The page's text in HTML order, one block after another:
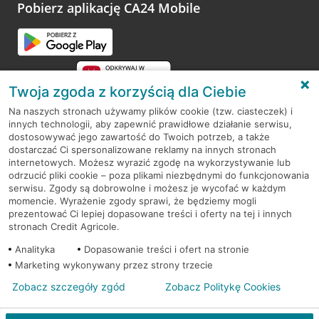
opinie.
Pobierz aplikację CA24 Mobile
RODO
Regulamin serwisu
Mapa serwisu
PolitykaCookies
© 2026 Credit Agricole Bank Polska S.A. Wszelkie prawa zastrzeżone
Twoja zgoda z korzyścią dla Ciebie
Na naszych stronach używamy plików cookie (tzw. ciasteczek) i
innych technologii, aby zapewnić prawidłowe działanie serwisu,
dostosowywać jego zawartość do Twoich potrzeb, a także
dostarczać Ci spersonalizowane reklamy na innych stronach
internetowych. Możesz wyrazić zgodę na wykorzystywanie lub
odrzucić pliki cookie – poza plikami niezbędnymi do funkcjonowania
serwisu. Zgody są dobrowolne i możesz je wycofać w każdym
momencie. Wyrażenie zgody sprawi, że będziemy mogli
prezentować Ci lepiej dopasowane treści i oferty na tej i innych
stronach Credit Agricole.
Analityka
Dopasowanie treści i ofert na stronie
Marketing wykonywany przez strony trzecie
Zobacz szczegóły zgód Zobacz Politykę Cookies